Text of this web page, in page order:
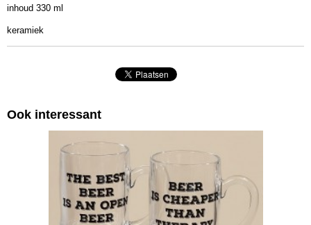
inhoud 330 ml
keramiek
Ook interessant